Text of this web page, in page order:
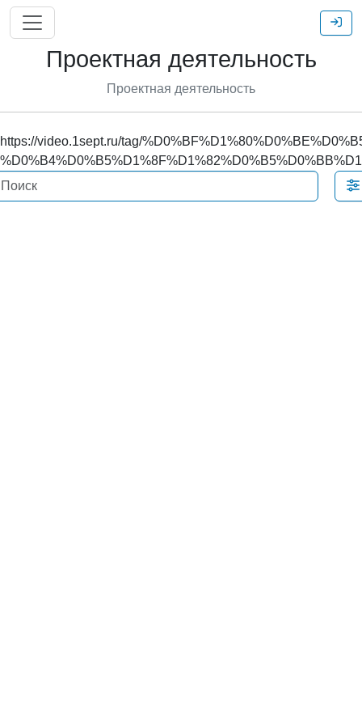
Проектная деятельность
Проектная деятельность
https://video.1sept.ru/tag/